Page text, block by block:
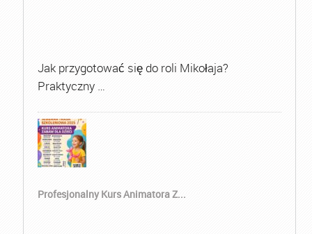
Jak przygotować się do roli Mikołaja?
Praktyczny …
Profesjonalny Kurs Animatora Z...